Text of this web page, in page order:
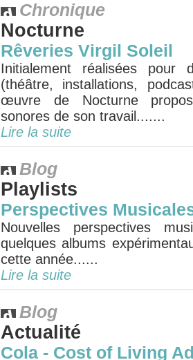
Chronique
Nocturne
Rêveries Virgil Soleil
Initialement réalisées pour
(théâtre, installations,
œuvre de Nocturne
sonores de son travail.......
Lire la suite
Blog
Playlists
Perspectives
Nouvelles perspectives
quelques albums
cette année......
Lire la suite
Blog
Actualité
Cola - Cost of Living